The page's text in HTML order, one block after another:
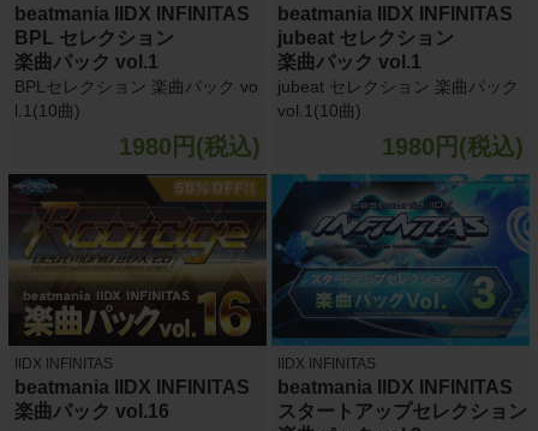
beatmania IIDX INFINITAS
BPL セレクション
楽曲パック vol.1
BPLセレクション 楽曲パック vo
l.1(10曲)
1980円(税込)
beatmania IIDX INFINITAS
jubeat セレクション
楽曲パック vol.1
jubeat セレクション 楽曲パック
vol.1(10曲)
1980円(税込)
IIDX INFINITAS
beatmania IIDX INFINITAS
楽曲パック vol.16
IIDX INFINITAS
beatmania IIDX INFINITAS
スタートアップセレクション